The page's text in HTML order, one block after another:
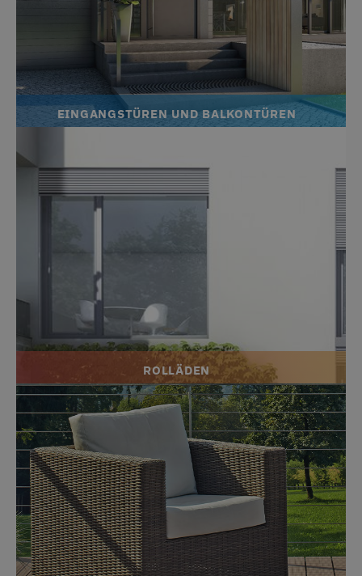
EINGANGSTÜREN UND BALKONTÜREN
ROLLÄDEN